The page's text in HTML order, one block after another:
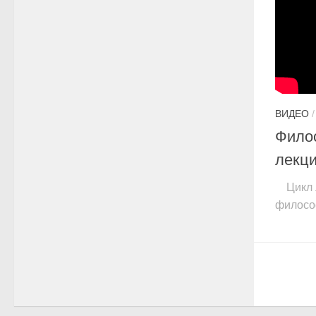
ВИДЕО /